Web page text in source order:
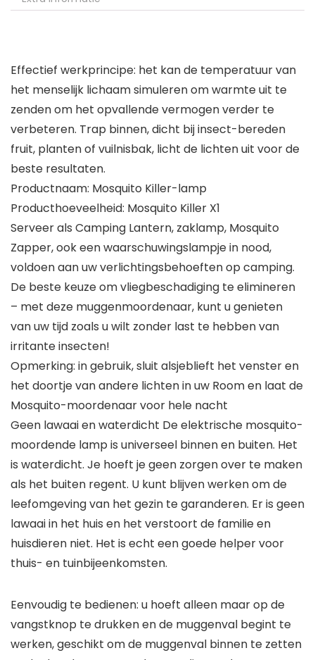
Effectief werkprincipe: het kan de temperatuur van
het menselijk lichaam simuleren om warmte uit te
zenden om het opvallende vermogen verder te
verbeteren. Trap binnen, dicht bij insect-bereden
fruit, planten of vuilnisbak, licht de lichten uit voor de
beste resultaten.
Productnaam: Mosquito Killer-lamp
Producthoeveelheid: Mosquito Killer X1
Serveer als Camping Lantern, zaklamp, Mosquito
Zapper, ook een waarschuwingslampje in nood,
voldoen aan uw verlichtingsbehoeften op camping.
De beste keuze om vliegbeschadiging te elimineren
– met deze muggenmoordenaar, kunt u genieten
van uw tijd zoals u wilt zonder last te hebben van
irritante insecten!
Opmerking: in gebruik, sluit alsjeblieft het venster en
het doortje van andere lichten in uw Room en laat de
Mosquito-moordenaar voor hele nacht
Geen lawaai en waterdicht De elektrische mosquito-
moordende lamp is universeel binnen en buiten. Het
is waterdicht. Je hoeft je geen zorgen over te maken
als het buiten regent. U kunt blijven werken om de
leefomgeving van het gezin te garanderen. Er is geen
lawaai in het huis en het verstoort de familie en
huisdieren niet. Het is echt een goede helper voor
thuis- en tuinbijeenkomsten.
Eenvoudig te bedienen: u hoeft alleen maar op de
vangstknop te drukken en de muggenval begint te
werken, geschikt om de muggenval binnen te zetten